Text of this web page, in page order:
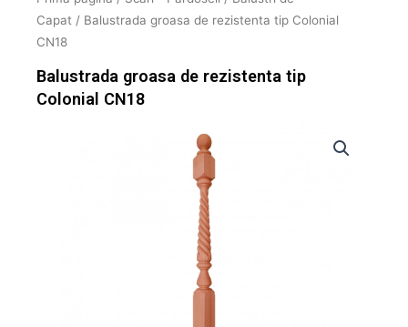
Capat / Balustrada groasa de rezistenta tip Colonial
CN18
Balustrada groasa de rezistenta tip
Colonial CN18